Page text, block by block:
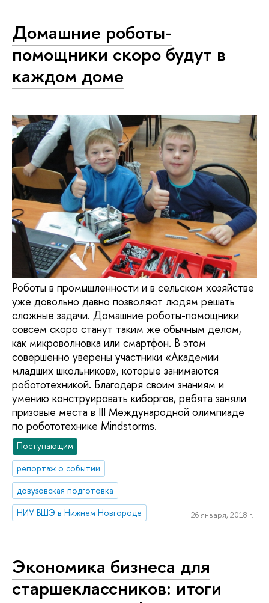
Домашние роботы-
помощники скоро будут в
каждом доме
Роботы в промышленности и в сельском хозяйстве
уже довольно давно позволяют людям решать
сложные задачи. Домашние роботы-помощники
совсем скоро станут таким же обычным делом,
как микроволновка или смартфон. В этом
совершенно уверены участники «Академии
младших школьников», которые занимаются
робототехникой. Благодаря своим знаниям и
умению конструировать киборгов, ребята заняли
призовые места в III Международной олимпиаде
по робототехнике Mindstorms.
Поступающим
репортаж о событии
довузовская подготовка
НИУ ВШЭ в Нижнем Новгороде
26 января, 2018 г.
Экономика бизнеса для
старшеклассников: итоги